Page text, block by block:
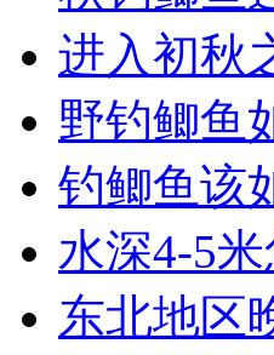
进入初秋
野钓鲫鱼
钓鲫鱼该
水深4-5
东北地区